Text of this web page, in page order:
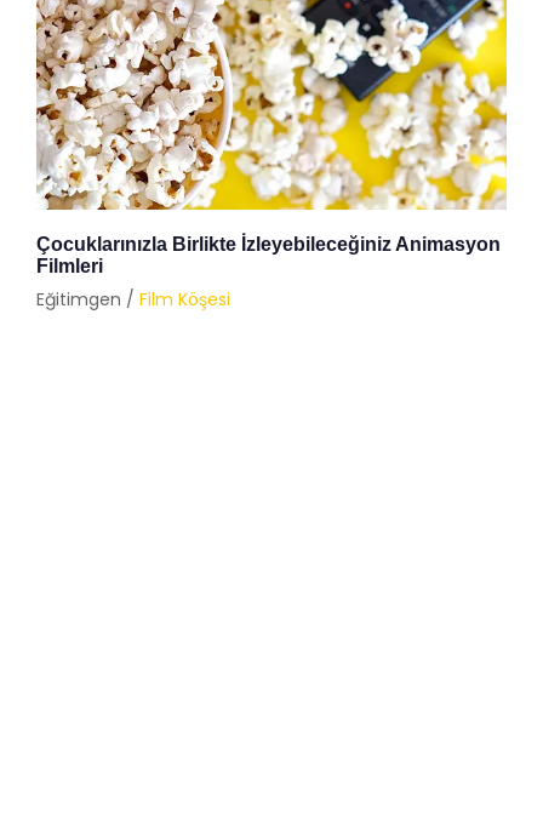
Çocuklarınızla Birlikte İzleyebileceğiniz Animasyon
Filmleri
Eğitimgen / Film Köşesi